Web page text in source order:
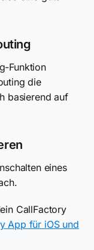
Funktion
die
basierend auf
eines
CallFactory
App für iOS und